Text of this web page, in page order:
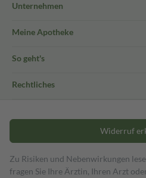
Unternehmen
Meine Apotheke
So geht's
Rechtliches
Widerruf
Zu Risiken und Nebenwirkungen
fragen Sie Ihre Ärztin, Ihren Arzt